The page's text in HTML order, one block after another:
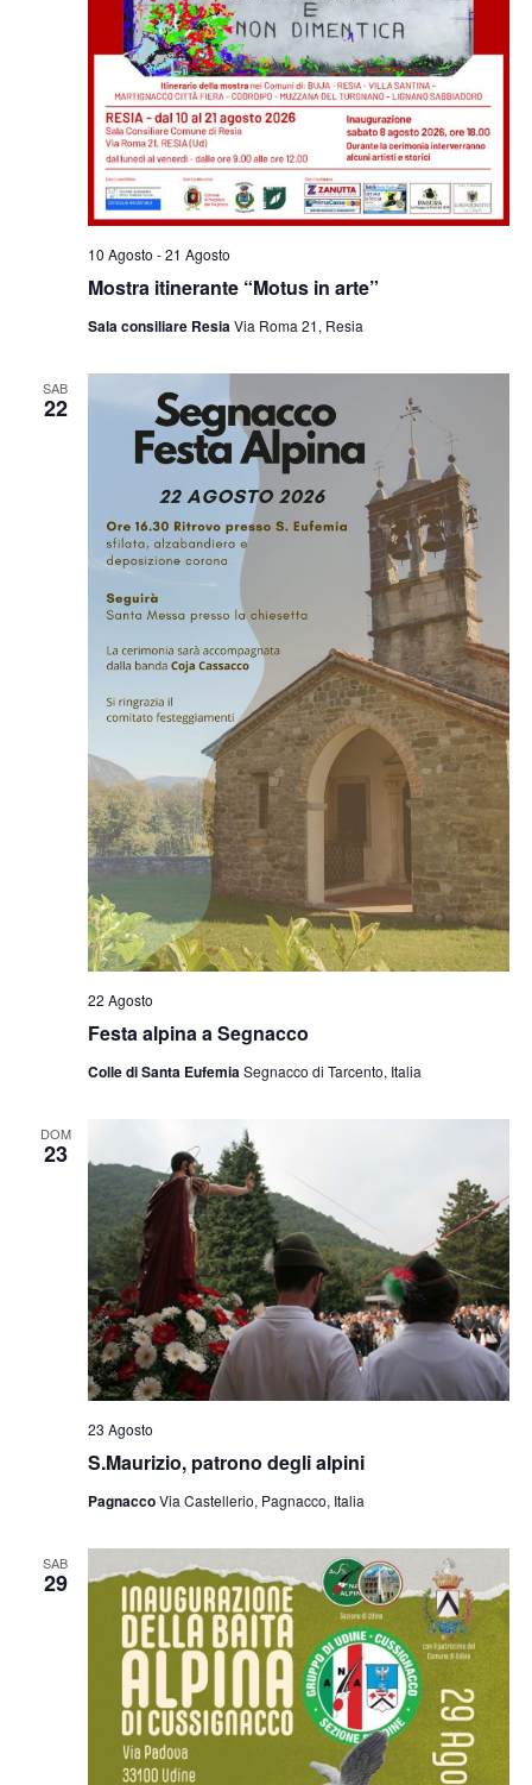
Mostra itinerante “Motus in arte”
10 Agosto -21 Agosto
Sala consiliare ResiaVia Roma 21, Resia
SAB
22
Festa alpina a Segnacco
22 Agosto
Colle di Santa EufemiaSegnacco di Tarcento, Italia
DOM
23
S.Maurizio, patrono degli alpini
23 Agosto
PagnaccoVia Castellerio, Pagnacco, Italia
SAB
29